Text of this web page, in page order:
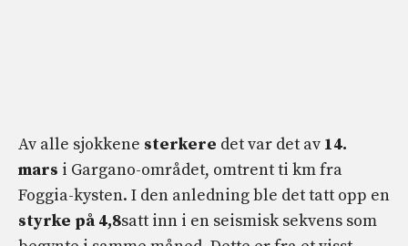
Av alle sjokkene sterkere det var det av 14.
mars i Gargano-området, omtrent ti km fra
Foggia-kysten. I den anledning ble det tatt opp en
styrke på 4,8satt inn i en seismisk sekvens som